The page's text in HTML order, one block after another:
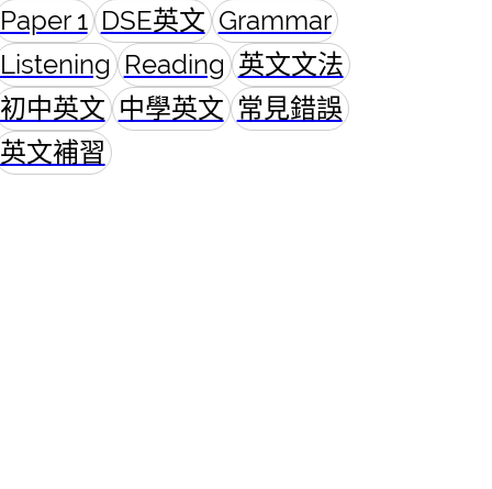
Paper 1 DSE英文 Grammar
Listening Reading 英文文法
初中英文 中學英文 常見錯誤
英文補習